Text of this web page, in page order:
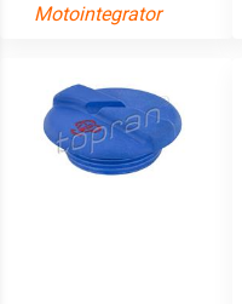
Motointegrator